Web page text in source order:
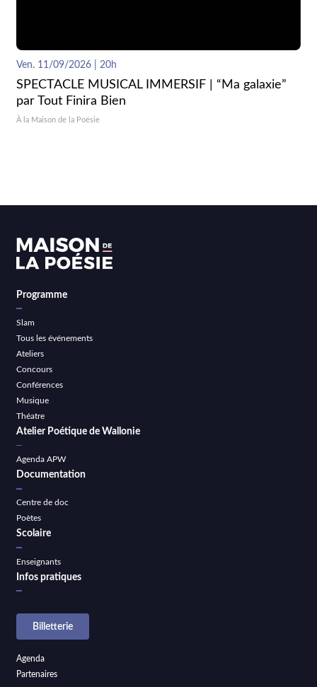
Ven. 11/09/2026 | 20h
SPECTACLE MUSICAL IMMERSIF | “Ma galaxie”
par Tout Finira Bien
À la Maison de la Poésie
Programme
Slam
Tous les événements
Ateliers
Concours
Conférences
Musique
Théatre
Atelier Poétique de Wallonie
Agenda APW
Documentation
Centre de doc
Poètes
Scolaire
Enseignants
Infos pratiques
Billetterie
Agenda
Partenaires